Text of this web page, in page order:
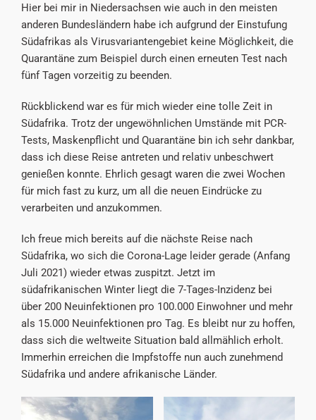
Hier bei mir in Niedersachsen wie auch in den meisten
anderen Bundesländern habe ich aufgrund der Einstufung
Südafrikas als Virusvariantengebiet keine Möglichkeit, die
Quarantäne zum Beispiel durch einen erneuten Test nach
fünf Tagen vorzeitig zu beenden.
Rückblickend war es für mich wieder eine tolle Zeit in
Südafrika. Trotz der ungewöhnlichen Umstände mit PCR-
Tests, Maskenpflicht und Quarantäne bin ich sehr dankbar,
dass ich diese Reise antreten und relativ unbeschwert
genießen konnte. Ehrlich gesagt waren die zwei Wochen
für mich fast zu kurz, um all die neuen Eindrücke zu
verarbeiten und anzukommen.
Ich freue mich bereits auf die nächste Reise nach
Südafrika, wo sich die Corona-Lage leider gerade (Anfang
Juli 2021) wieder etwas zuspitzt. Jetzt im
südafrikanischen Winter liegt die 7-Tages-Inzidenz bei
über 200 Neuinfektionen pro 100.000 Einwohner und mehr
als 15.000 Neuinfektionen pro Tag. Es bleibt nur zu hoffen,
dass sich die weltweite Situation bald allmählich erholt.
Immerhin erreichen die Impfstoffe nun auch zunehmend
Südafrika und andere afrikanische Länder.